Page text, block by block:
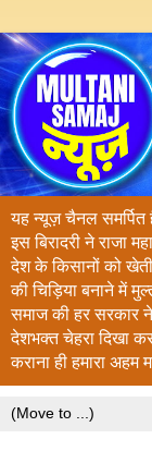
यह न्यूज़ चैनल समर्पित
इस बिरादरी ने राजा
देश के किसानों को
की चिड़िया बनाने में
समाज की हर सरकार
देशभक्त चेहरा दिखा
कराना ही हमारा